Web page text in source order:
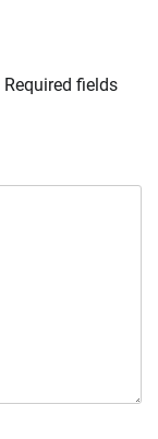
Required fields